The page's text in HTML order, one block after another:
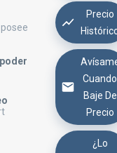
posee
Precio
Cuando
Baje De
Precio
¿Lo